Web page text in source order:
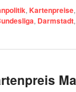
, Kartenpreise,
, Darmstadt,